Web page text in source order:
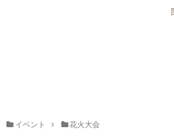
イベント 花火大会